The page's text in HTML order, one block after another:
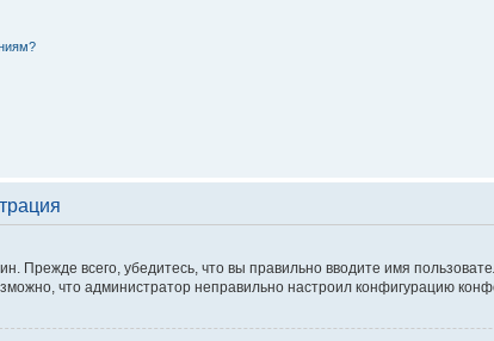
Прежде всего, убедитесь, что вы правильно вводите имя
что администратор неправильно настроил конфигурацию